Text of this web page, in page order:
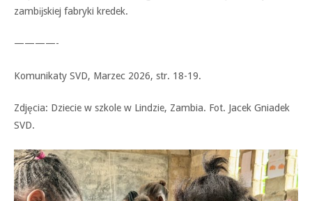
zambĳskiej fabryki kredek.
————-
Komunikaty SVD, Marzec 2026, str. 18-19.
Zdjęcia: Dziecie w szkole w Lindzie, Zambia. Fot. Jacek Gniadek
SVD.